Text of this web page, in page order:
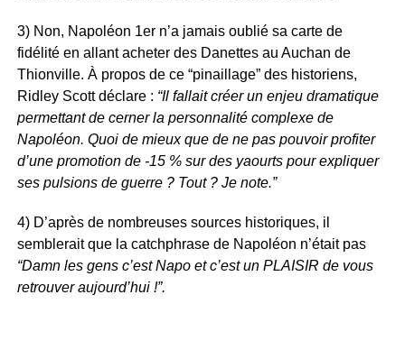
3) Non, Napoléon 1er n’a jamais oublié sa carte de
fidélité en allant acheter des Danettes au Auchan de
Thionville. À propos de ce “pinaillage” des historiens,
Ridley Scott déclare : “Il fallait créer un enjeu dramatique
permettant de cerner la personnalité complexe de
Napoléon. Quoi de mieux que de ne pas pouvoir profiter
d’une promotion de -15 % sur des yaourts pour expliquer
ses pulsions de guerre ? Tout ? Je note.”
4) D’après de nombreuses sources historiques, il
semblerait que la catchphrase de Napoléon n’était pas
“Damn les gens c’est Napo et c’est un PLAISIR de vous
retrouver aujourd’hui !”.